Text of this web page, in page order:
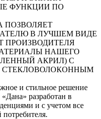
ФУНКЦИИ ПО
ПОЗВОЛЯЕТ
В ЛУЧШЕМ ВИДЕ
ПРОИЗВОДИТЕЛЯ
НАШЕГО
АКРИЛ) С
и стильное решение
разработан в
и с учетом все